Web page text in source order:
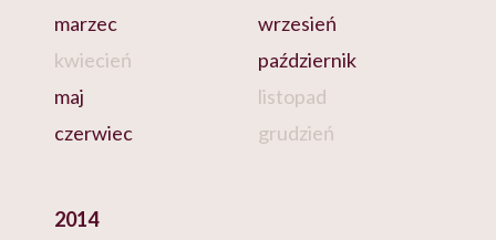
marzec
kwiecień
maj
czerwiec
wrzesień
październik
listopad
grudzień
2014